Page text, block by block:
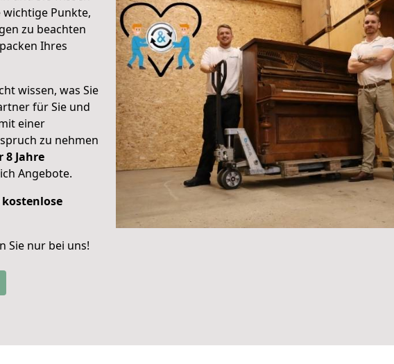
wichtige Punkte,
zu beachten
Ihres
wissen, was Sie
für Sie und
einer
zu nehmen
8 Jahre
Angebote.
Sie nur bei uns!